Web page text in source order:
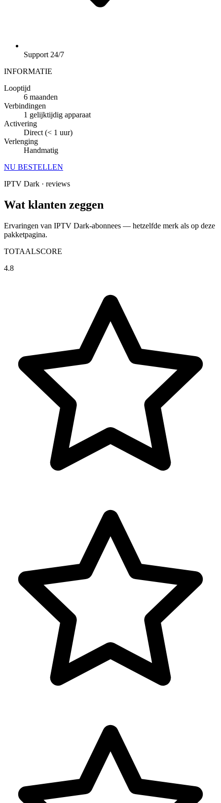
Support 24/7
INFORMATIE
Looptijd
6 maanden
Verbindingen
1 gelijktijdig apparaat
Activering
Direct (< 1 uur)
Verlenging
Handmatig
NU BESTELLEN
IPTV Dark · reviews
Wat klanten zeggen
Ervaringen van IPTV Dark-abonnees — hetzelfde merk als op deze
pakketpagina.
TOTAALSCORE
4.8